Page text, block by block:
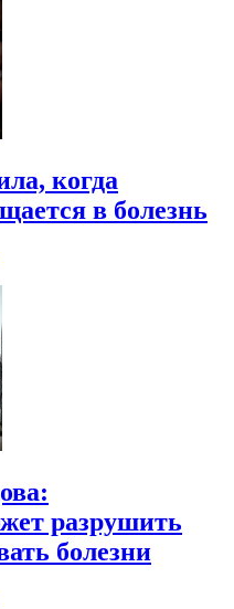
когда
в болезнь
разрушить
болезни